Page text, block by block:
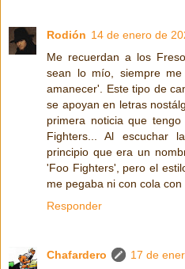
Rodión 14 de enero de
Me recuerdan a los
sean lo mío, siempre
amanecer'. Este tipo de
se apoyan en letras
primera noticia que
Fighters... Al escuchar
principio que era un
'Foo Fighters', pero el
me pegaba ni con cola con
Responder
Chafardero
17 de